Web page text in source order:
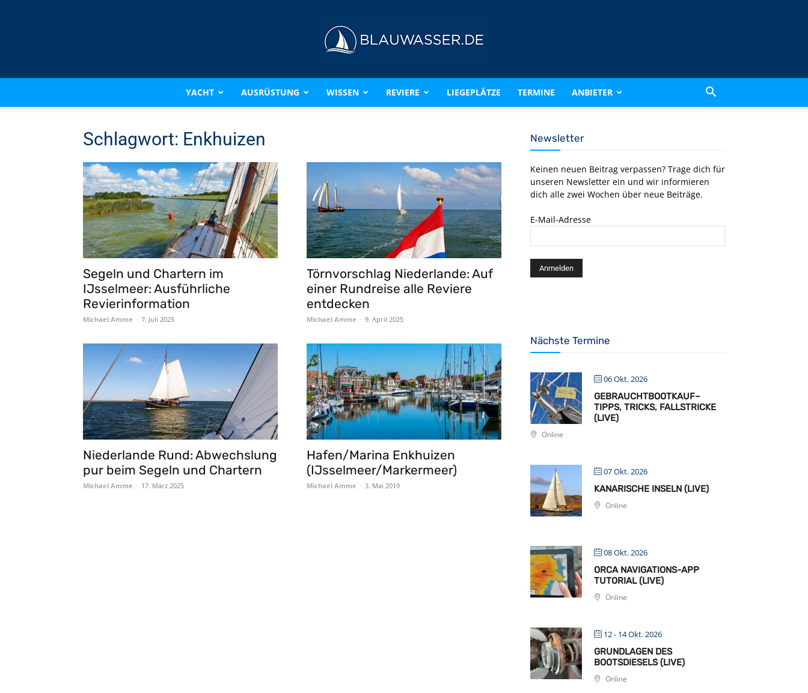
BLAUWASSER.DE
YACHT AUSRÜSTUNG WISSEN REVIERE LIEGEPLÄTZE TERMINE ANBIETER
Schlagwort: Enkhuizen
Segeln und Chartern im
IJsselmeer: Ausführliche
Revierinformation
Michael Amme - 7. Juli 2025
Törnvorschlag Niederlande: Auf
einer Rundreise alle Reviere
entdecken
Michael Amme - 9. April 2025
Niederlande Rund: Abwechslung
pur beim Segeln und Chartern
Michael Amme - 17. März 2025
Hafen/Marina Enkhuizen
(IJsselmeer/Markermeer)
Michael Amme - 3. Mai 2019
Newsletter
Keinen neuen Beitrag verpassen? Trage dich für
unseren Newsletter ein und wir informieren
dich alle zwei Wochen über neue Beiträge.
E-Mail-Adresse
Nächste Termine
06 Okt. 2026
GEBRAUCHTBOOTKAUF–
TIPPS, TRICKS, FALLSTRICKE
(LIVE)
Online
07 Okt. 2026
KANARISCHE INSELN (LIVE)
Online
08 Okt. 2026
ORCA NAVIGATIONS-APP
TUTORIAL (LIVE)
Online
12 - 14 Okt. 2026
GRUNDLAGEN DES
BOOTSDIESELS (LIVE)
Online